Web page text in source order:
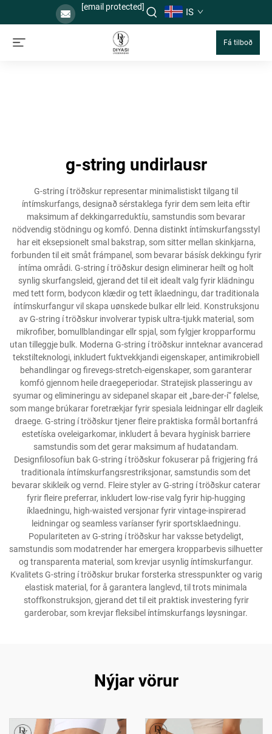
[email protected] IS
Fá tilboð
g-string undirlausr
G-string í tröðskur representar minimalistiskt tilgang til
íntímskurfangs, designað sérstaklega fyrir dem sem leita eftir
maksimum af dekkingarreduktíu, samstundis som bevarar
nödvendig stödningu og komfó. Denna distinkt íntímskurfangsstyl
har eit eksepsionelt smal bakstrap, som sitter mellan skinkjarna,
forbunden til eit småt frámpanel, som bevarar básísk dekkingu fyrir
íntíma områdi. G-string í tröðskur design eliminerar heilt og holt
synlig skurfangsleid, gjerand det til eit idealt valg fyrir klädningu
med tett form, bodycon klædir og tett íklaedningu, dar traditionala
íntímskurfangur vil skapa uønskede bulkar ellr leid. Konstruksjonu
av G-string í tröðskur involverar typisk ultra-tjukk material, som
mikrofiber, bomullblandingar ellr spjal, som fylgjer kropparformu
utan tilleggje bulk. Moderna G-string í tröðskur innteknar avancerad
tekstilteknologi, inkludert fuktvekkjandi eigenskaper, antimikrobiell
behandlingar og firevegs-stretch-eigenskaper, som garanterar
komfó gjennom heile draegeperiodar. Stratejisk plasseringu av
syumar og elimineringu av sidepanel skapar eit „bare-der-í“ følelse,
som mange brúkarar foretrækjar fyrir spesiala leidningar ellr dagleik
draege. G-string í tröðskur tjener fleire praktiska formål bortanfrá
estetíska oveleigarkomar, inkludert å bevara hygínisk barriere
samstundis som det gerar maksimum af hudatandam.
Designfilosofíun bak G-string í tröðskur fokuserar på frigjering frá
traditionala íntímskurfangsrestriksjonar, samstundis som det
bevarar skikleik og vernd. Fleire styler av G-string í tröðskur caterar
fyrir fleire preferrar, inkludert low-rise valg fyrir hip-hugging
íklaedningu, high-waisted versjonar fyrir vintage-inspirerad
leidningar og seamless varíanser fyrir sportsklaedningu.
Populariteten av G-string í tröðskur har vaksse betydeligt,
samstundis som modatrender har emergera kropparbevis silhuetter
og transparenta material, som krevjar usynlig íntímskurfangur.
Kvalitets G-string í tröðskur brukar forsterka stresspunkter og varig
elastisk material, for å garantera langlevd, til trots minimala
stoffkonstruksjon, gjerand det til eit praktisk investering fyrir
garderobar, som krevjar fleksibel íntímskurfangs løysningar.
Nýjar vörur